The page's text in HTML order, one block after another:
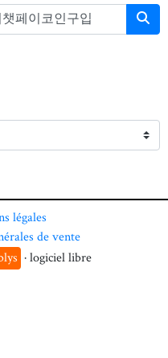
légales
de vente
· logiciel libre